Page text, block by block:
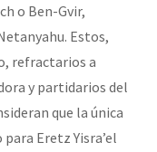
o Ben-Gvir,
Estos,
refractarios a
y partidarios del
que la única
Eretz Yisra’el